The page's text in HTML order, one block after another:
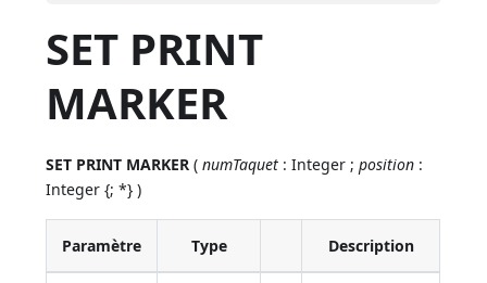
SET PRINT
MARKER
SET PRINT MARKER (numTaquet : Integer ;position :
Integer {; *} )
Paramètre Type Description